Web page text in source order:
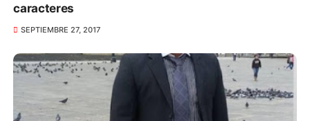
caracteres
SEPTIEMBRE 27, 2017